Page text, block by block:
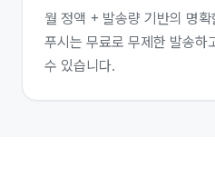
월 정액 + 발송량 기반의 명
푸시는 무료로 무제한 발송하
수 있습니다.